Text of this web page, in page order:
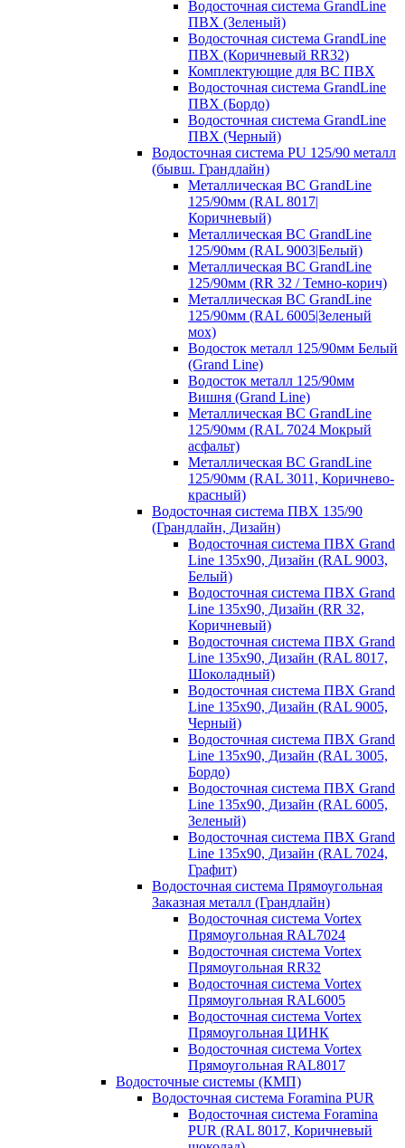
Водосточная система GrandLine
ПВХ (Зеленый)
Водосточная система GrandLine
ПВХ (Коричневый RR32)
Комплектующие для ВС ПВХ
Водосточная система GrandLine
ПВХ (Бордо)
Водосточная система GrandLine
ПВХ (Черный)
Водосточная система PU 125/90 металл
(бывш. Грандлайн)
Металлическая ВС GrandLine
125/90мм (RAL 8017|
Коричневый)
Металлическая ВС GrandLine
125/90мм (RAL 9003|Белый)
Металлическая ВС GrandLine
125/90мм (RR 32 / Темно-корич)
Металлическая ВС GrandLine
125/90мм (RAL 6005|Зеленый
мох)
Водосток металл 125/90мм Белый
(Grand Line)
Водосток металл 125/90мм
Вишня (Grand Line)
Металлическая ВС GrandLine
125/90мм (RAL 7024 Мокрый
асфальт)
Металлическая ВС GrandLine
125/90мм (RAL 3011, Коричнево-
красный)
Водосточная система ПВХ 135/90
(Грандлайн, Дизайн)
Водосточная система ПВХ Grand
Line 135х90, Дизайн (RAL 9003,
Белый)
Водосточная система ПВХ Grand
Line 135х90, Дизайн (RR 32,
Коричневый)
Водосточная система ПВХ Grand
Line 135х90, Дизайн (RAL 8017,
Шоколадный)
Водосточная система ПВХ Grand
Line 135х90, Дизайн (RAL 9005,
Черный)
Водосточная система ПВХ Grand
Line 135х90, Дизайн (RAL 3005,
Бордо)
Водосточная система ПВХ Grand
Line 135х90, Дизайн (RAL 6005,
Зеленый)
Водосточная система ПВХ Grand
Line 135х90, Дизайн (RAL 7024,
Графит)
Водосточная система Прямоугольная
Заказная металл (Грандлайн)
Водосточная система Vortex
Прямоугольная RAL7024
Водосточная система Vortex
Прямоугольная RR32
Водосточная система Vortex
Прямоугольная RAL6005
Водосточная система Vortex
Прямоугольная ЦИНК
Водосточная система Vortex
Прямоугольная RAL8017
Водосточные системы (КМП)
Водосточная система Foramina PUR
Водосточная система Foramina
PUR (RAL 8017, Коричневый